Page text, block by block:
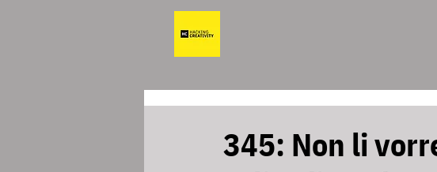
345: Non li